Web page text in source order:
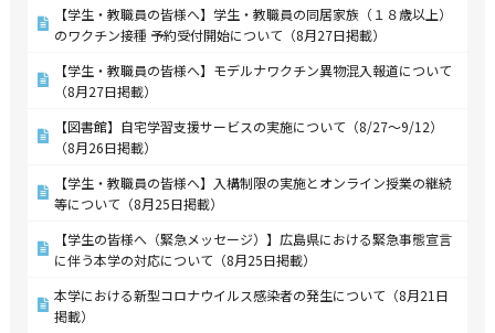
【学生・教職員の皆様へ】学生・教職員の同居家族（１８歳以上）
のワクチン接種 予約受付開始について（8月27日掲載）
【学生・教職員の皆様へ】モデルナワクチン異物混入報道について
（8月27日掲載）
【図書館】自宅学習支援サービスの実施について（8/27～9/12）
（8月26日掲載）
【学生・教職員の皆様へ】入構制限の実施とオンライン授業の継続
等について（8月25日掲載）
【学生の皆様へ（緊急メッセージ）】広島県における緊急事態宣言
に伴う本学の対応について（8月25日掲載）
本学における新型コロナウイルス感染者の発生について（8月21日
掲載）